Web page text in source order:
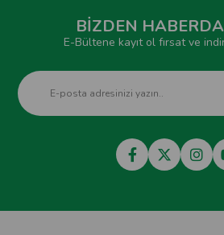
BİZDEN
E-Bültene kayıt ol fırsat ve